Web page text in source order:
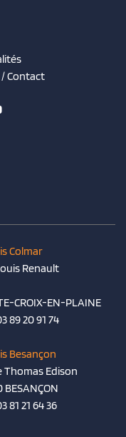
/ Contact
Colmar
Renault
CROIX-EN-PLAINE
89 20 91 74
Besançon
Thomas Edison
BESANÇON
81 21 64 36